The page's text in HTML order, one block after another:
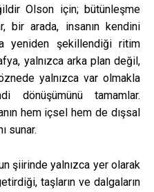
Olson için; bütünleşme
bir arada, insanın kendini
yeniden şekillendiği ritim
yalnızca arka plan değil,
yalnızca var olmakla
dönüşümünü tamamlar.
hem içsel hem de dışsal
sunar.
şiirinde yalnızca yer olarak
taşların ve dalgaların